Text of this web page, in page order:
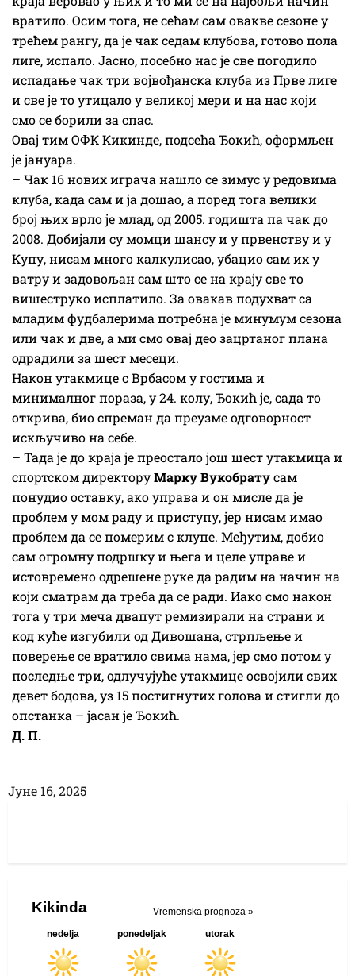
вратило. Осим тога, не сећам сам овакве сезоне у
трећем рангу, да је чак седам клубова, готово пола
лиге, испало. Јасно, посебно нас је све погодило
испадање чак три војвођанска клуба из Прве лиге
и све је то утицало у великој мери и на нас који
смо се борили за спас.
Овај тим ОФК Кикинде, подсећа Ђокић, оформљен
је јануара.
– Чак 16 нових играча нашло се зимус у редовима
клуба, када сам и ја дошао, а поред тога велики
број њих врло је млад, од 2005. годишта па чак до
2008. Добијали су момци шансу и у првенству и у
Купу, нисам много калкулисао, убацио сам их у
ватру и задовољан сам што се на крају све то
вишеструко исплатило. За овакав подухват са
младим фудбалерима потребна је минумум сезона
или чак и две, а ми смо овај део зацртаног плана
одрадили за шест месеци.
Након утакмице с Врбасом у гостима и
минималног пораза, у 24. колу, Ђокић је, сада то
открива, био спреман да преузме одговорност
искључиво на себе.
– Тада је до краја је преостало још шест утакмица и
спортском директоруМарку Вукобратусам
понудио оставку, ако управа и он мисле да је
проблем у мом раду и приступу, јер нисам имао
проблем да се померим с клупе. Међутим, добио
сам огромну подршку и њега и целе управе и
истовремено одрешене руке да радим на начин на
који сматрам да треба да се ради. Иако смо након
тога у три меча двапут ремизирали на страни и
код куће изгубили од Дивошана, стрпљење и
поверење се вратило свима нама, јер смо потом у
последње три, одлучујуће утакмице освојили свих
девет бодова, уз 15 постигнутих голова и стигли до
опстанка – јасан је Ђокић.
Д. П.
Јуне 16, 2025